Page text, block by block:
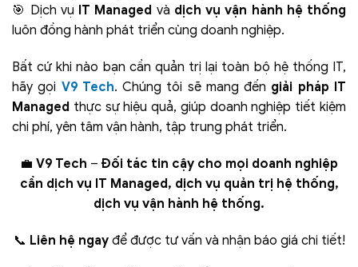
🎯 Dịch vụ IT Managed và dịch vụ vận hành hệ thống
luôn đồng hành phát triển cùng doanh nghiệp.
Bất cứ khi nào bạn cần quản trị lại toàn bộ hệ thống IT,
hãy gọi V9 Tech. Chúng tôi sẽ mang đến giải pháp IT
Managed thực sự hiệu quả, giúp doanh nghiệp tiết kiệm
chi phí, yên tâm vận hành, tập trung phát triển.
💼 V9 Tech – Đối tác tin cậy cho mọi doanh nghiệp
cần dịch vụ IT Managed, dịch vụ quản trị hệ thống,
dịch vụ vận hành hệ thống.
📞 Liên hệ ngayđể được tư vấn và nhận báo giá chi tiết!